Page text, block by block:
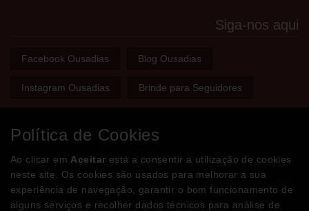
Siga-nos aqui
Facebook Ousadias Blog Ousadias
Instagram Ousadias Brinde para Seguidores
Bem-vindo(a) à sua Sex Shop
A loja onde encontra tudo o que precisa para apimentar a sua
relação e tornar o sexo mais divertido, interessante e excitante!
Política de Cookies
Ao clicar em Aceitar está a consentir a utilização de cookies
neste site. Os cookies são usados para melhorar a sua
experiência de navegação, garantir o bom funcionamento de
alguns serviços e recolher dados técnicos para análise de